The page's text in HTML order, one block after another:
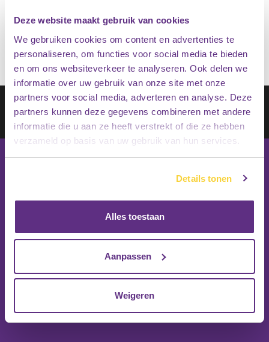
Deze website maakt gebruik van cookies
We gebruiken cookies om content en advertenties te
personaliseren, om functies voor social media te bieden
en om ons websiteverkeer te analyseren. Ook delen we
informatie over uw gebruik van onze site met onze
partners voor social media, adverteren en analyse. Deze
partners kunnen deze gegevens combineren met andere
informatie die u aan ze heeft verstrekt of die ze hebben
verzameld op basis van uw gebruik van hun services.
Details tonen
Alles toestaan
Aanpassen
Weigeren
Op voorraad
Schrijf je in op onze nieuwsbrief
Inschrijven